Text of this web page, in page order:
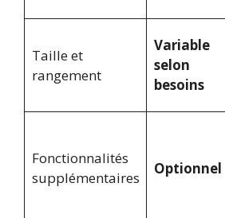
Taille et
rangement
Variable
selon
besoins
Fonctionnalités
supplémentaires
Optionnel